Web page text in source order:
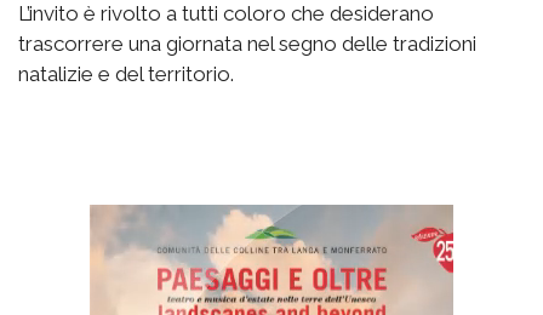
L’invito è rivolto a tutti coloro che desiderano
trascorrere una giornata nel segno delle tradizioni
natalizie e del territorio.